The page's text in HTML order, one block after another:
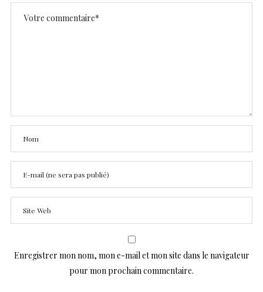
Enregistrer mon nom, mon e-mail et mon site dans le navigateur
pour mon prochain commentaire.